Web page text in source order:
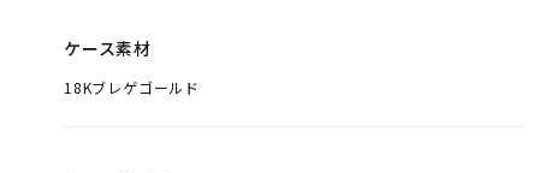
ケース素材
18Kブレゲゴールド